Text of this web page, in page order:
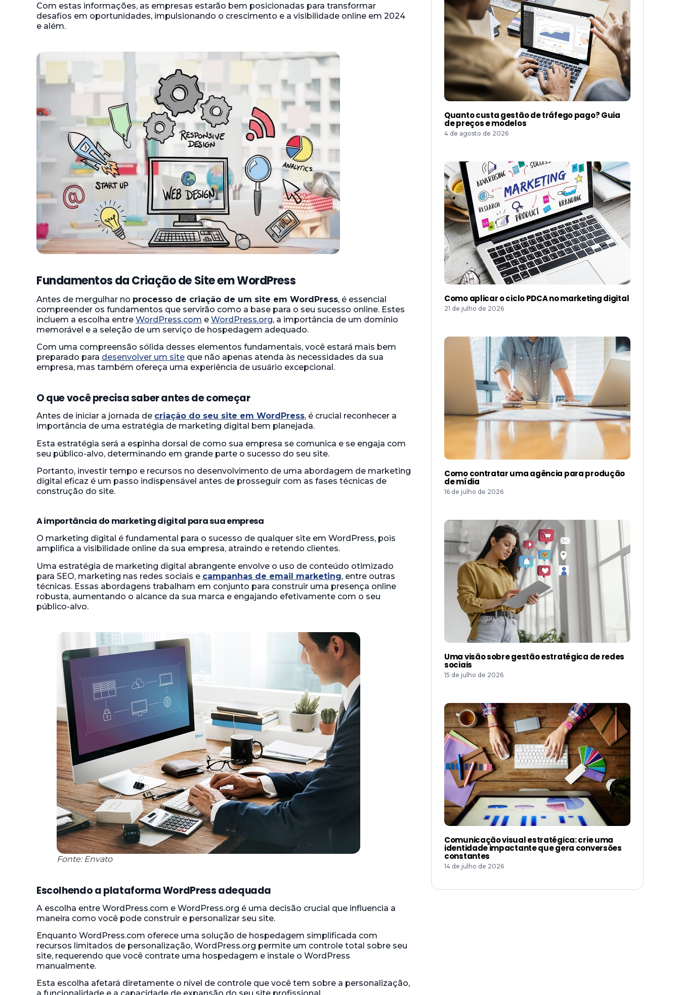
Com estas informações, as empresas estarão bem posicionadas para transformar
desafios em oportunidades, impulsionando o crescimento e a visibilidade online em 2024
e além.
Fundamentos da Criação de Site em WordPress
Antes de mergulhar no processo de criação de um site em WordPress, é essencial
compreender os fundamentos que servirão como a base para o seu sucesso online. Estes
incluem a escolha entre WordPress.com e WordPress.org, a importância de um domínio
memorável e a seleção de um serviço de hospedagem adequado.
Com uma compreensão sólida desses elementos fundamentais, você estará mais bem
preparado para desenvolver um site que não apenas atenda às necessidades da sua
empresa, mas também ofereça uma experiência de usuário excepcional.
O que você precisa saber antes de começar
Antes de iniciar a jornada de criação do seu site em WordPress, é crucial reconhecer a
importância de uma estratégia de marketing digital bem planejada.
Esta estratégia será a espinha dorsal de como sua empresa se comunica e se engaja com
seu público-alvo, determinando em grande parte o sucesso do seu site.
Portanto, investir tempo e recursos no desenvolvimento de uma abordagem de marketing
digital eficaz é um passo indispensável antes de prosseguir com as fases técnicas de
construção do site.
A importância do marketing digital para sua empresa
O marketing digital é fundamental para o sucesso de qualquer site em WordPress, pois
amplifica a visibilidade online da sua empresa, atraindo e retendo clientes.
Uma estratégia de marketing digital abrangente envolve o uso de conteúdo otimizado
para SEO, marketing nas redes sociais e campanhas de email marketing, entre outras
técnicas. Essas abordagens trabalham em conjunto para construir uma presença online
robusta, aumentando o alcance da sua marca e engajando efetivamente com o seu
público-alvo.
Fonte: Envato
Escolhendo a plataforma WordPress adequada
A escolha entre WordPress.com e WordPress.org é uma decisão crucial que influencia a
maneira como você pode construir e personalizar seu site.
Enquanto WordPress.com oferece uma solução de hospedagem simplificada com
recursos limitados de personalização, WordPress.org permite um controle total sobre seu
site, requerendo que você contrate uma hospedagem e instale o WordPress
manualmente.
Esta escolha afetará diretamente o nível de controle que você tem sobre a personalização,
Quanto custa gestão de tráfego pago? Guia
de preços e modelos
4 de agosto de 2026
Como aplicar o ciclo PDCA no marketing digital
21 de julho de 2026
Como contratar uma agência para produção
de mídia
16 de julho de 2026
Uma visão sobre gestão estratégica de redes
sociais
15 de julho de 2026
Comunicação visual estratégica: crie uma
identidade impactante que gera conversões
constantes
14 de julho de 2026